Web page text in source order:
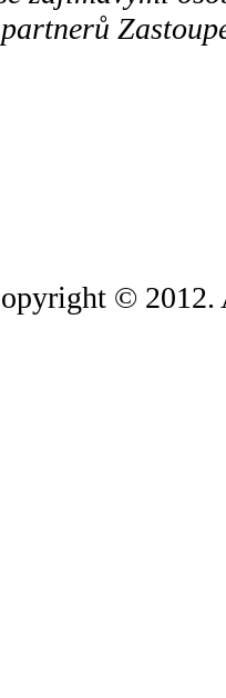
© 2012.